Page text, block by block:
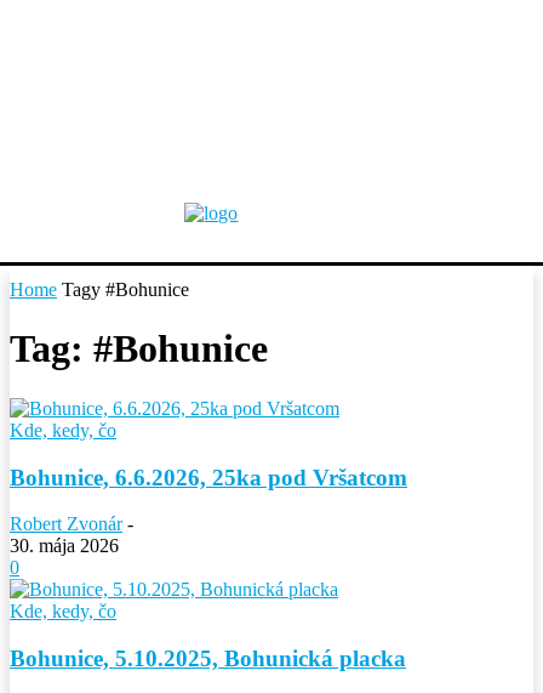
Home Tagy #Bohunice
Tag: #Bohunice
Kde, kedy, čo
Bohunice, 6.6.2026, 25ka pod Vršatcom
Robert Zvonár -
30. mája 2026
0
Kde, kedy, čo
Bohunice, 5.10.2025, Bohunická placka